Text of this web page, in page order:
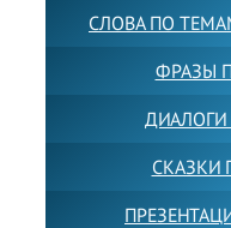
СЛОВА ПО
ФРАЗЫ
СКАЗКИ